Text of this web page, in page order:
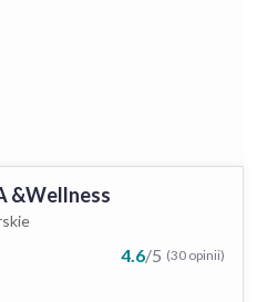
&Wellness
4.6/5 (30 opinii)